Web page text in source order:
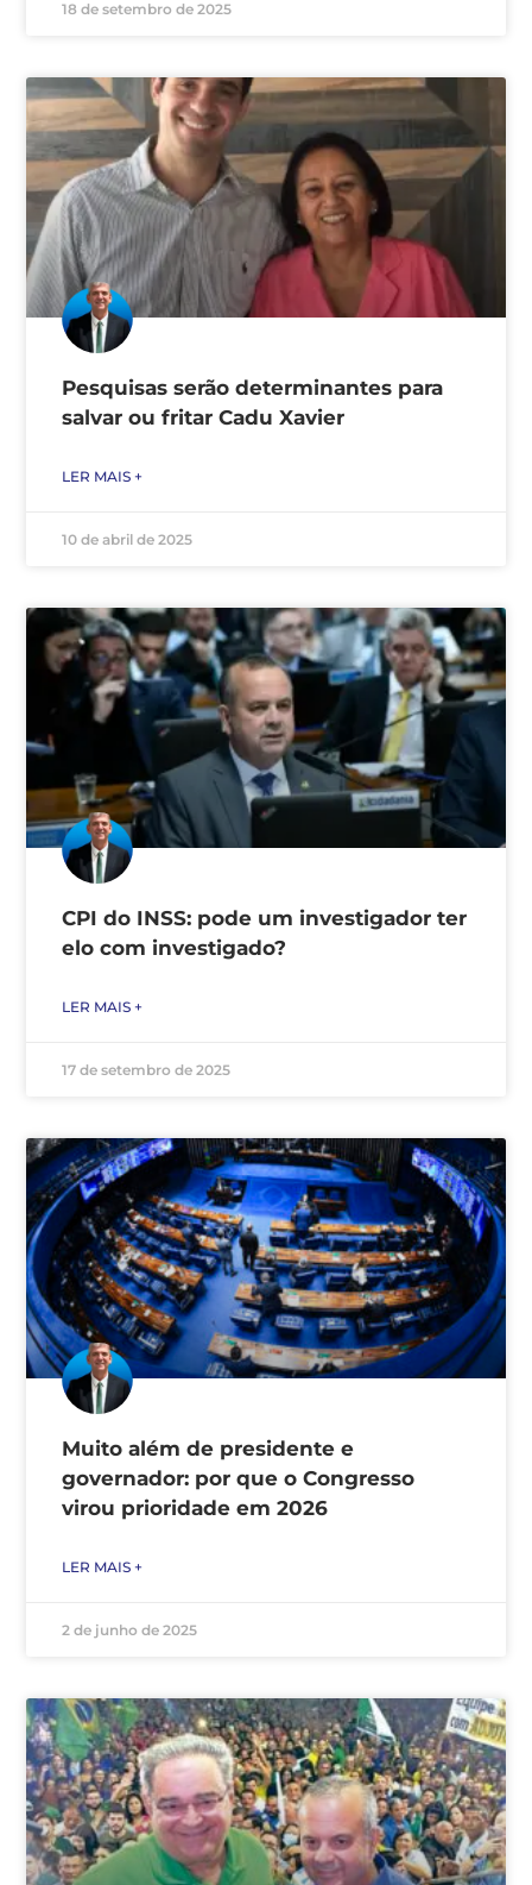
18 de setembro de 2025
Pesquisas serão determinantes para
salvar ou fritar Cadu Xavier
LER MAIS +
10 de abril de 2025
CPI do INSS: pode um investigador ter
elo com investigado?
LER MAIS +
17 de setembro de 2025
Muito além de presidente e
governador: por que o Congresso
virou prioridade em 2026
LER MAIS +
2 de junho de 2025